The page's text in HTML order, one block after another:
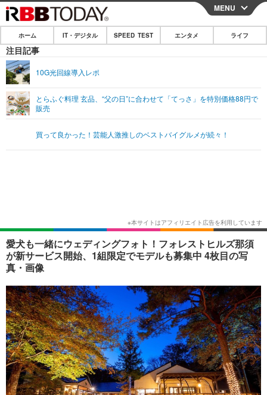
CLOSE
ホーム
IT・デジタル
ショッピング その他
SPEED TEST
エンタメ
エンタメTOP 映画・ドラマ
ショッピング その他
MENU
ホーム IT・デジタル SPEED TEST エンタメ ライフ
注目記事
10G光回線導入レポ
とらふぐ料理 玄品、“父の日”に合わせて「てっさ」を特別価格88円で
販売
買って良かった！芸能人激推しのベストバイグルメが続々！
愛犬も一緒にウェディングフォト！フォレストヒルズ那須
が新サービス開始、1組限定でモデルも募集中 4枚目の写
真・画像